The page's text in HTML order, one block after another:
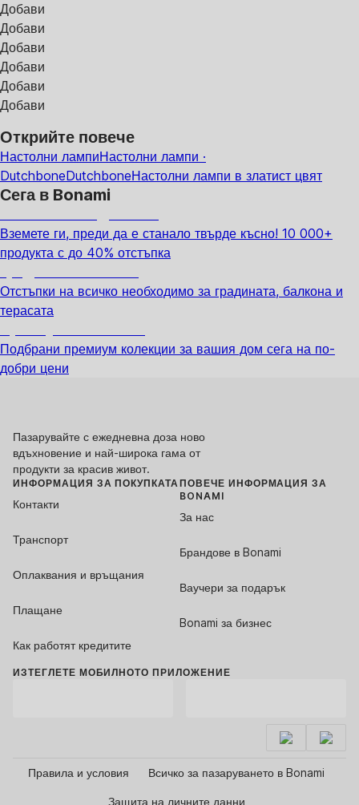
Добави
Добави
Добави
Добави
Добави
Добави
Открийте повече
Настолни лампиНастолни лампи ·
DutchboneDutchboneНастолни лампи в златист цвят
Сега в Bonami
Вземете ги, преди да е станало твърде късно! 10 000+
продукта с до 40% отстъпка
Отстъпки на всичко необходимо за градината, балкона и
терасата
Подбрани премиум колекции за вашия дом сега на по-
добри цени
Пазарувайте с ежедневна доза ново
вдъхновение и най-широка гама от
продукти за красив живот.
ИНФОРМАЦИЯ ЗА ПОКУПКАТА
Контакти
Транспорт
Оплаквания и връщания
Плащане
Как работят кредитите
ПОВЕЧЕ ИНФОРМАЦИЯ ЗА
BONAMI
За нас
Брандове в Bonami
Ваучери за подарък
Bonami за бизнес
ИЗТЕГЛЕТЕ МОБИЛНОТО ПРИЛОЖЕНИЕ
Правила и условия Всичко за пазаруването в Bonami
Защита на личните данни